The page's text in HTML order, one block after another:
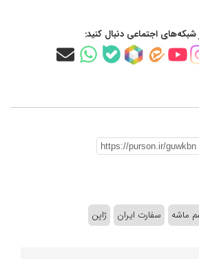
شبکه‌های اجتماعی دنبال کنید:
ماشه سفارت ایران ژاپن